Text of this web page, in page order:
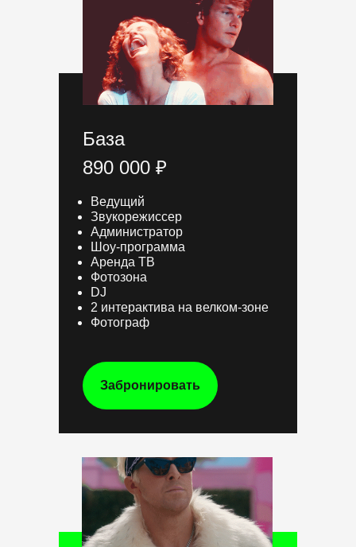
База
890 000 ₽
Ведущий
Звукорежиссер
Администратор
Шоу-программа
Аренда ТВ
Фотозона
DJ
2 интерактива на велком-зоне
Фотограф
Забронировать